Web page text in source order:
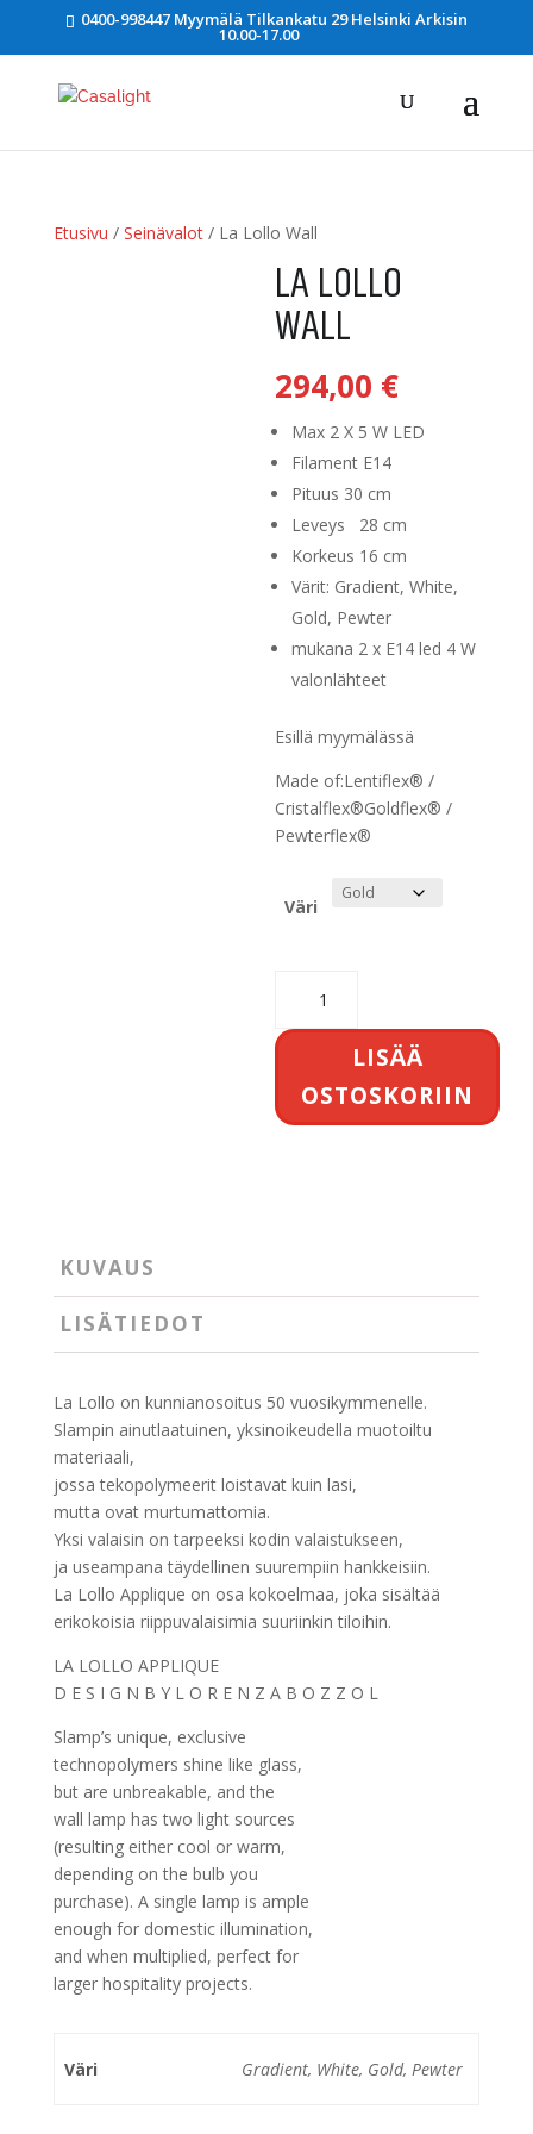
0400-998447 Myymälä Tilkankatu 29 Helsinki Arkisin
10.00-17.00
Etusivu / Seinävalot/ La Lollo Wall
LA LOLLO
WALL
294,00 €
Max 2 X 5 W LED
Filament E14
Pituus 30 cm
Leveys 28 cm
Korkeus 16 cm
Värit: Gradient, White,
Gold, Pewter
mukana 2 x E14 led 4 W
valonlähteet
Esillä myymälässä
Made of:Lentiflex® /
Cristalflex®Goldflex® /
Pewterflex®
Väri
Wall
LISÄÄ
OSTOSKORIIN
KUVAUS
LISÄTIEDOT
La Lollo on kunnianosoitus 50 vuosikymmenelle.
Slampin ainutlaatuinen, yksinoikeudella muotoiltu
materiaali,
jossa tekopolymeerit loistavat kuin lasi,
mutta ovat murtumattomia.
Yksi valaisin ontarpeeksi kodin valaistukseen,
ja useampana täydellinen suurempiin hankkeisiin.
La Lollo Applique on osa kokoelmaa, joka sisältää
erikokoisia riippuvalaisimia suuriinkin tiloihin.
LA LOLLO APPLIQUE
D E S I G N B Y L O R E N Z A B O Z Z O L
Slamp’s unique, exclusive
technopolymers shine like glass,
but are unbreakable, and the
wall lamp has two light sources
(resulting either cool or warm,
depending on the bulb you
purchase). A single lamp is ample
enough for domestic illumination,
and when multiplied, perfect for
larger hospitality projects.
Väri Gradient, White, Gold, Pewter